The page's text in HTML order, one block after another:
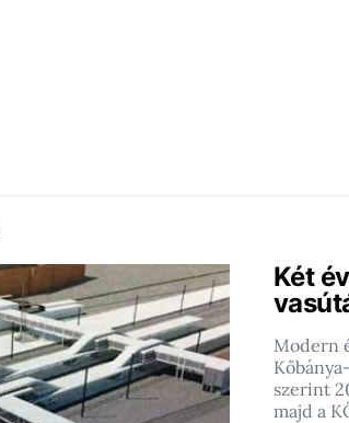
Két
Modern
szerint
majd a